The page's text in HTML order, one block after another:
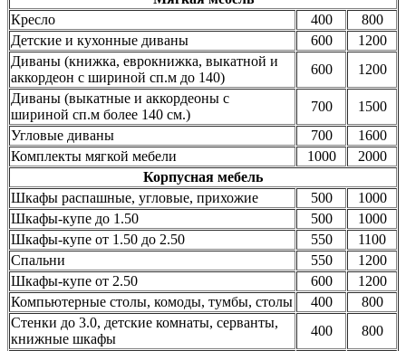
Кресло
400
800
Детские и кухонные диваны
600
1200
Диваны (книжка, еврокнижка, выкатной и
аккордеон с шириной сп.м до 140)
600
1200
Диваны (выкатные и аккордеоны с
шириной сп.м более 140 см.)
700
1500
Угловые диваны
700
1600
Комплекты мягкой мебели
1000
2000
Корпусная мебель
Шкафы распашные, угловые, прихожие
500
1000
Шкафы-купе до 1.50
500
1000
Шкафы-купе от 1.50 до 2.50
550
1100
Спальни
550
1200
Шкафы-купе от 2.50
600
1200
Компьютерные столы, комоды, тумбы, столы
400
800
Стенки до 3.0, детские комнаты, серванты,
книжные шкафы
400
800